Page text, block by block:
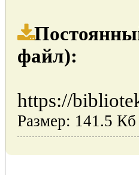
файл):
https://
Размер: 141.5